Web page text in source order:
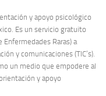
y apoyo psicológico
Es un servicio gratuito
Enfermedades Raras) a
y comunicaciones (TIC’s).
un medio que empodere al
y apoyo